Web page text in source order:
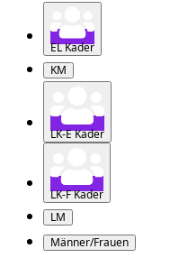
EL Kader
KM
LK-E Kader
LK-F Kader
LM
Männer/Frauen